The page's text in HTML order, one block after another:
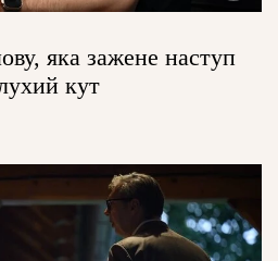
яка зажене наступ
кут